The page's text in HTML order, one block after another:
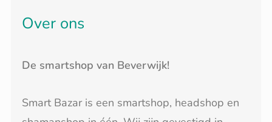
Over ons
De smartshop van Beverwijk!
Smart Bazar is een smartshop, headshop en